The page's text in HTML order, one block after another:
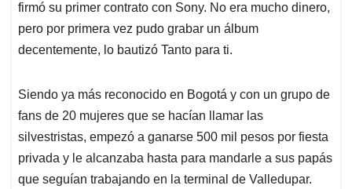
firmó su primer contrato con Sony. No era mucho dinero,
pero por primera vez pudo grabar un álbum
decentemente, lo bautizó Tanto para ti.
Siendo ya más reconocido en Bogotá y con un grupo de
fans de 20 mujeres que se hacían llamar las
silvestristas, empezó a ganarse 500 mil pesos por fiesta
privada y le alcanzaba hasta para mandarle a sus papás
que seguían trabajando en la terminal de Valledupar.